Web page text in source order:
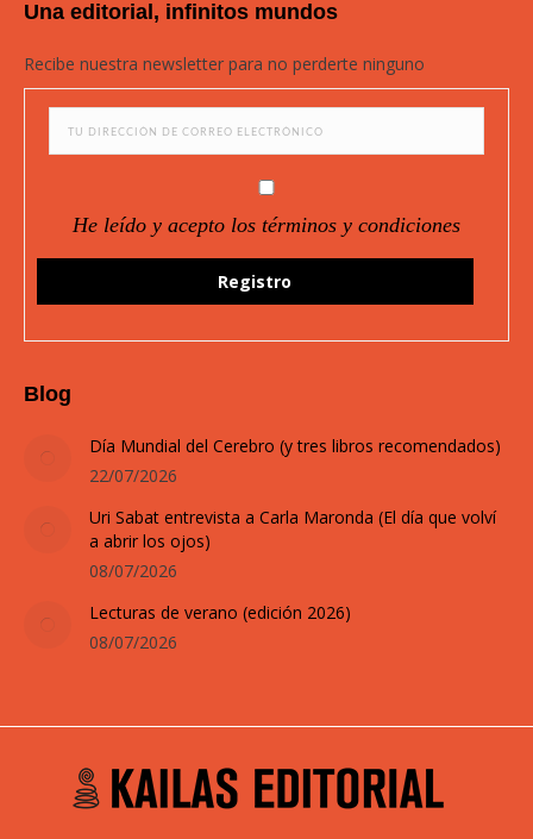
opens
window
opens
window
opens
window
opens
window
Una editorial, infinitos mundos
Recibe nuestra newsletter para no perderte ninguno
He leído y acepto los términos y condiciones
Blog
Día Mundial del Cerebro (y tres libros recomendados)
22/07/2026
Uri Sabat entrevista a Carla Maronda (El día que volví
a abrir los ojos)
08/07/2026
Lecturas de verano (edición 2026)
08/07/2026